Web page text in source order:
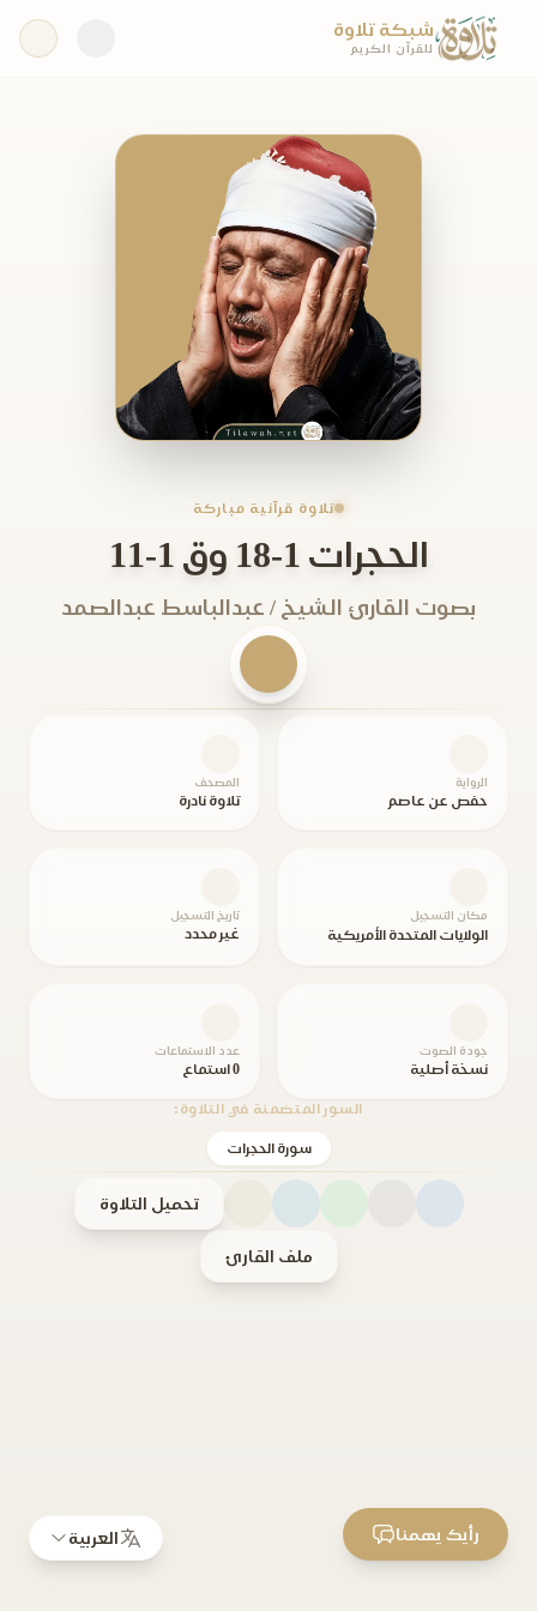
شبكة تلاوة
للقرآن الكريم
تلاوة قرآنية مباركة
الحجرات 1-18 وق 1-11
بصوت القارئ الشيخ / عبدالباسط عبدالصمد
الرواية
حفص عن عاصم
المصحف
تلاوة نادرة
مكان التسجيل
الولايات المتحدة الأمريكية
تاريخ التسجيل
غير محدد
جودة الصوت
نسخة أصلية
عدد الاستماعات
0 استماع
السور المتضمنة في التلاوة:
سورة الحجرات
تحميل التلاوة
ملف القارئ
العربية رأيك يهمنا